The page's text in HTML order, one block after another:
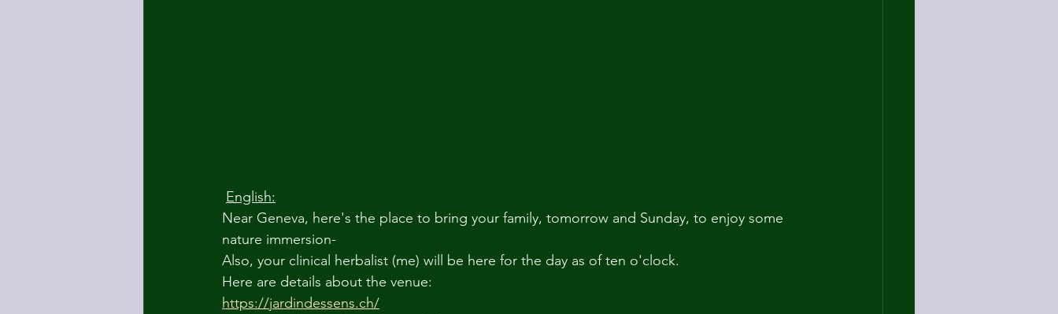
English:
Near Geneva, here's the place to bring your family, tomorrow and Sunday, to enjoy some
nature immersion-
Also, your clinical herbalist (me) will be here for the day as of ten o'clock.
Here are details about the venue:
https://jardindessens.ch/